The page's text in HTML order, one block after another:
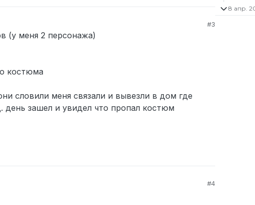
#3
(у меня 2 персонажа)
костюма
словили меня связали и вывезли в дом где
день зашел и увидел что пропал костюм
#4
8 апр.